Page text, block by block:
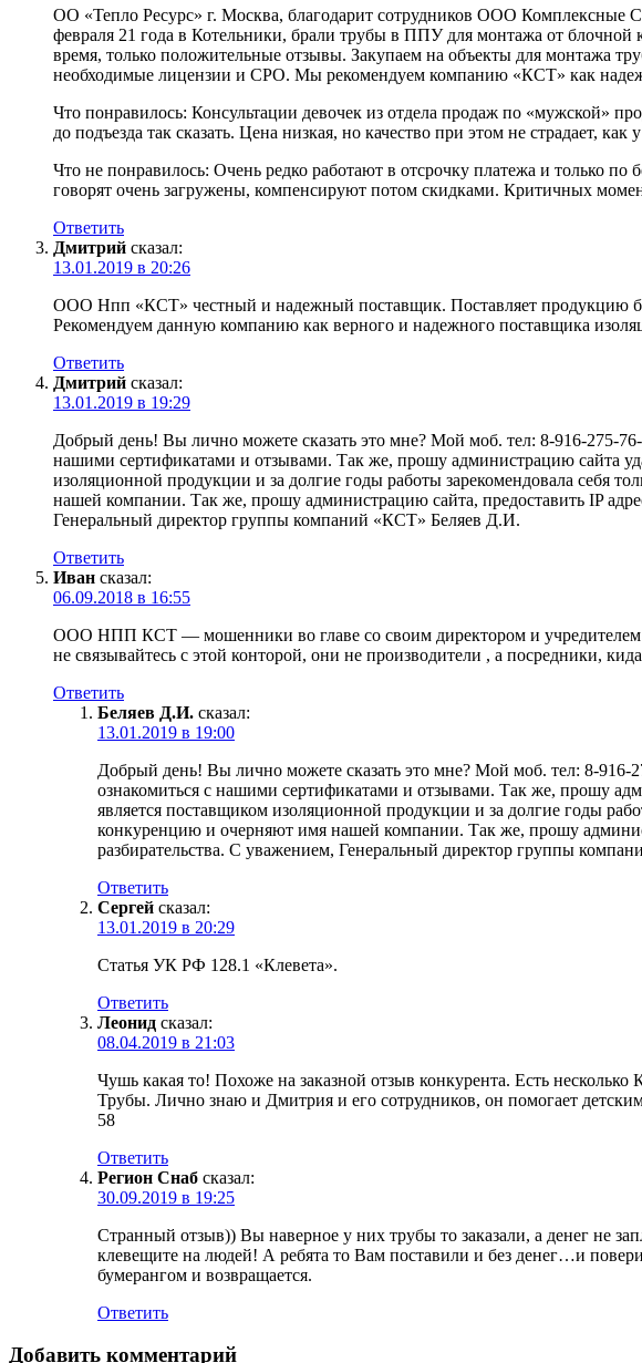
ОО «Тепло Ресурс» г. Москва, благодарит сотрудников ООО Комплексные
февраля 21 года в Котельники, брали трубы в ППУ для монтажа от блочной
время, только положительные отзывы. Закупаем на объекты для монтажа
необходимые лицензии и СРО. Мы рекомендуем компанию «КСТ» как
Что понравилось: Консультации девочек из отдела продаж по «мужской»
до подъезда так сказать. Цена низкая, но качество при этом не страдает,
Что не понравилось: Очень редко работают в отсрочку платежа и только
говорят очень загружены, компенсируют потом скидками. Критичных
Ответить
Дмитрий сказал:
13.01.2019 в 20:26
ООО Нпп «КСТ» честный и надежный поставщик. Поставляет продукцию
Рекомендуем данную компанию как верного и надежного поставщика
Ответить
Дмитрий сказал:
13.01.2019 в 19:29
Добрый день! Вы лично можете сказать это мне? Мой моб. тел: 8-916-275-
нашими сертификатами и отзывами. Так же, прошу администрацию сайта
изоляционной продукции и за долгие годы работы зарекомендовала себя
нашей компании. Так же, прошу администрацию сайта, предоставить IP
Генеральный директор группы компаний «КСТ» Беляев Д.И.
Ответить
Иван сказал:
06.09.2018 в 16:55
ООО НПП КСТ — мошенники во главе со своим директором и
не связывайтесь с этой конторой, они не производители , а посредники,
Ответить
Беляев Д.И. сказал:
13.01.2019 в 19:00
Добрый день! Вы лично можете сказать это мне? Мой моб. тел: 8-
ознакомиться с нашими сертификатами и отзывами. Так же, прошу
является поставщиком изоляционной продукции и за долгие годы
конкуренцию и очерняют имя нашей компании. Так же, прошу
разбирательства. С уважением, Генеральный директор группы
Ответить
Сергей сказал:
13.01.2019 в 20:29
Статья УК РФ 128.1 «Клевета».
Ответить
Леонид сказал:
08.04.2019 в 21:03
Чушь какая то! Похоже на заказной отзыв конкурента. Есть
Трубы. Лично знаю и Дмитрия и его сотрудников, он помогает
58
Ответить
Регион Снаб сказал:
30.09.2019 в 19:25
Странный отзыв)) Вы наверное у них трубы то заказали, а денег не
клевещите на людей! А ребята то Вам поставили и без денег…и
бумерангом и возвращается.
Ответить
Добавить комментарий